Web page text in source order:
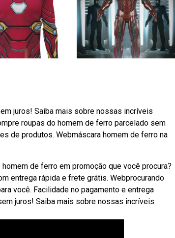
juros! Saiba mais sobre nossas incríveis
roupas do homem de ferro parcelado sem
de produtos. Webmáscara homem de ferro na
de ferro em promoção que você procura?
entrega rápida e frete grátis. Webprocurando
você. Facilidade no pagamento e entrega
juros! Saiba mais sobre nossas incríveis